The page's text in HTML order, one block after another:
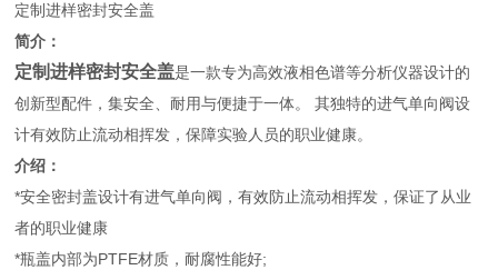
定制进样密封安全盖
简介：
定制进样密封安全盖是一款专为高效液相色谱等分析仪器设计的
创新型配件，集安全、耐用与便捷于一体。 其独特的进气单向阀设
计有效防止流动相挥发，保障实验人员的职业健康。
介绍：
*安全密封盖设计有进气单向阀，有效防止流动相挥发，保证了从业
者的职业健康
*瓶盖内部为PTFE材质，耐腐性能好;